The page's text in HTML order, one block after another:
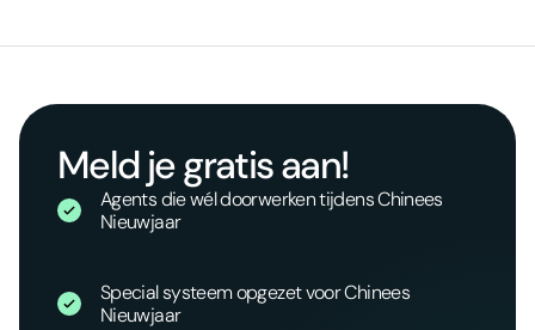
Meld je gratis aan!
Agents die wél doorwerken tijdens Chinees
Nieuwjaar
Special systeem opgezet voor Chinees
Nieuwjaar